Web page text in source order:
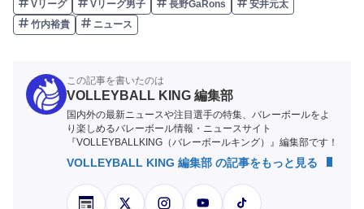
Vリーグ Vリーグ男子 長野GaRons
安井元太
竹内裕貴
ニュース
この記事を書いたのは
VOLLEYBALL KING 編集部
国内外の最新ニュースや注目選手の特集、バレーボールをよ
り楽しめるバレーボール情報・ニュースサイト
『VOLLEYBALLKING（バレーボールキング）』編集部です！
VOLLEYBALL KING 編集部 の記事をもっと見る